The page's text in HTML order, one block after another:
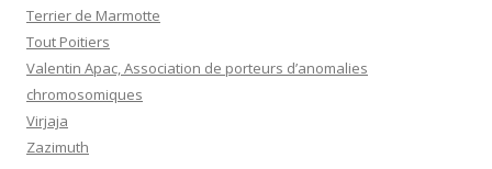
Terrier de Marmotte
Tout Poitiers
Valentin Apac, Association de porteurs d’anomalies
chromosomiques
Virjaja
Zazimuth